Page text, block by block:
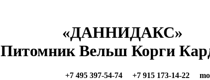
«ДАННИДАКС»
Питомник Вельш Корги
+7 495 397-54-74 +7 915 173-14-22